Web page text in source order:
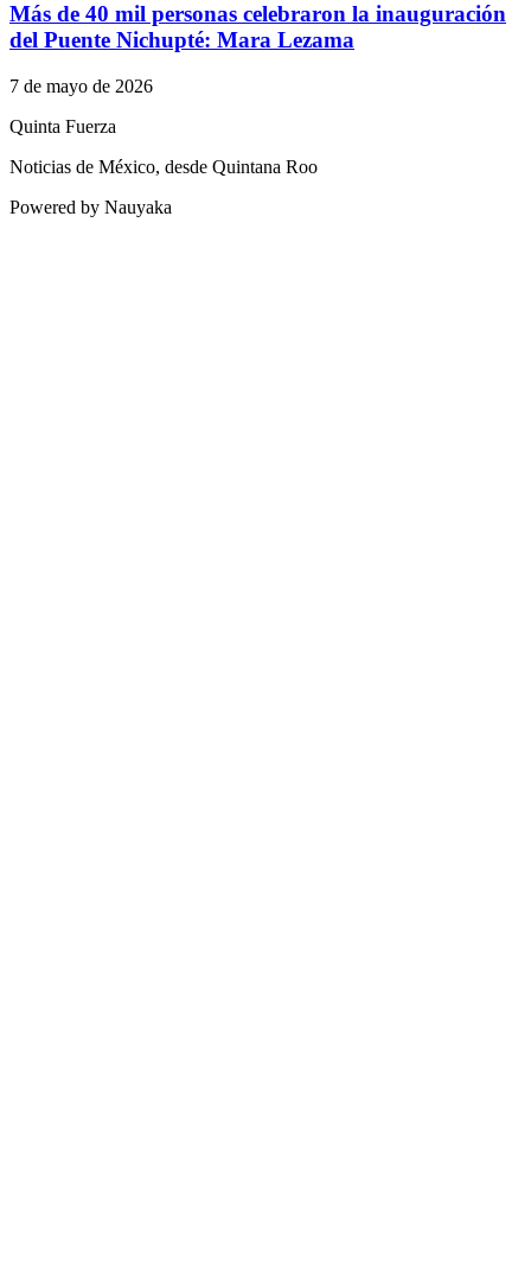
Más de 40 mil personas celebraron la inauguración
del Puente Nichupté: Mara Lezama
7 de mayo de 2026
Quinta Fuerza
Noticias de México, desde Quintana Roo
Powered by Nauyaka